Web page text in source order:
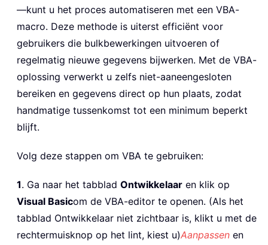
—kunt u het proces automatiseren met een VBA-
macro. Deze methode is uiterst efficiënt voor
gebruikers die bulkbewerkingen uitvoeren of
regelmatig nieuwe gegevens bijwerken. Met de VBA-
oplossing verwerkt u zelfs niet-aaneengesloten
bereiken en gegevens direct op hun plaats, zodat
handmatige tussenkomst tot een minimum beperkt
blijft.
Volg deze stappen om VBA te gebruiken:
1. Ga naar het tabblad Ontwikkelaar en klik op
Visual Basicom de VBA-editor te openen. (Als het
tabblad Ontwikkelaar niet zichtbaar is, klikt u met de
rechtermuisknop op het lint, kiest u)Aanpassen en